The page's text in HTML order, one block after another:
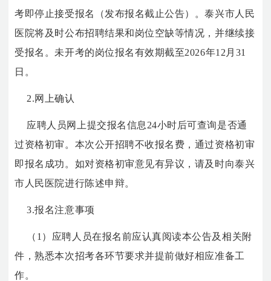
考即停止接受报名（发布报名截止公告）。泰兴市人民
医院将及时公布招聘结果和岗位空缺等情况，并继续接
受报名。未开考的岗位报名有效期截至2026年12月31
日。
2.网上确认
应聘人员网上提交报名信息24小时后可查询是否通
过资格初审。本次公开招聘不收报名费，通过资格初审
即报名成功。如对资格初审意见有异议，请及时向泰兴
市人民医院进行陈述申辩。
3.报名注意事项
（1）应聘人员在报名前应认真阅读本公告及相关附
件，熟悉本次招考各环节要求并提前做好相应准备工
作。